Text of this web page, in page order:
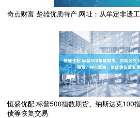
奇点财富 楚雄优质特产.网址：从牟定非遗
恒盛优配 标普500指数期货、纳斯达克100
债等恢复交易